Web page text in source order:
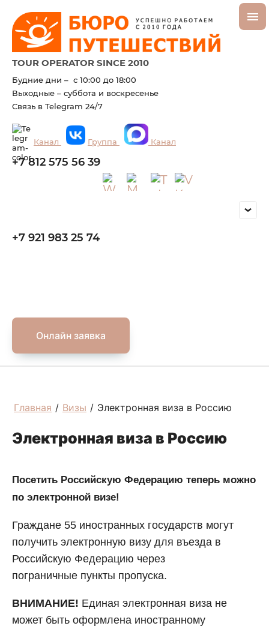
TOUR OPERATOR SINCE 2010
Будние дни – с 10:00 до 18:00
Выходные – суббота и воскресенье
Связь в Telegram 24/7
Канал Группа Канал
+7 812 575 56 39
+7 921 983 25 74
Онлайн заявка
Главная / Визы / Электронная виза в Россию
Электронная виза в Россию
Посетить Российскую Федерацию теперь можно
по электронной визе!
Граждане 55 иностранных государств могут
получить электронную визу для въезда в
Российскую Федерацию через
пограничные пункты пропуска.
ВНИМАНИЕ! Единая электронная виза не
может быть оформлена иностранному